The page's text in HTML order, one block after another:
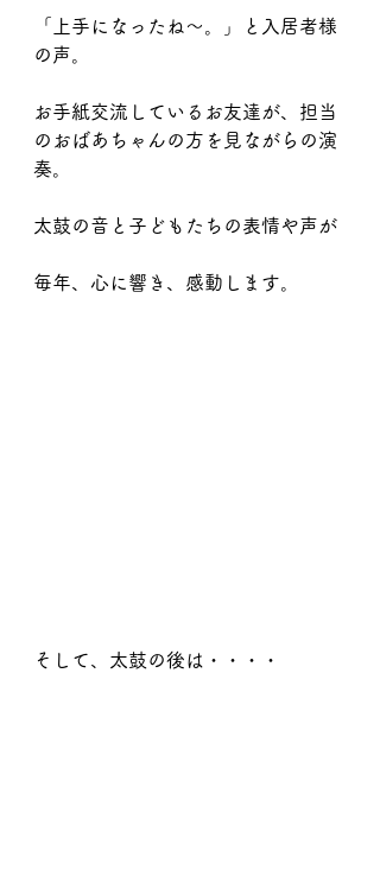
「上手になったね～。」と入居者様
の声。
お手紙交流しているお友達が、担当
のおばあちゃんの方を見ながらの演
奏。
太鼓の音と子どもたちの表情や声が
毎年、心に響き、感動します。
そして、太鼓の後は・・・・